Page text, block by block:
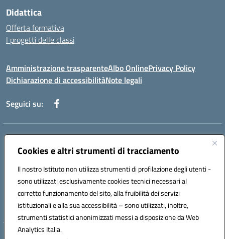
Cookies e altri strumenti di tracciamento
Il nostro Istituto non utilizza strumenti di profilazione degli utenti -
sono utilizzati esclusivamente cookies tecnici necessari al
corretto funzionamento del sito, alla fruibilità dei servizi
istituzionali e alla sua accessibilità – sono utilizzati, inoltre,
strumenti statistici anonimizzati messi a disposizione da Web
Analytics Italia.
Didattica
Offerta formativa
I progetti delle classi
Amministrazione trasparenteAlbo OnlinePrivacy Policy
Dichiarazione di accessibilitàNote legali
Seguici su:
Indirizzo:
Centralino:+39 0965 78 12 60 Email:rcic841003@istruzione.it
Codice fiscale: 92034530805
Codice meccanografico:
rcic841003
Codice Indice delle Pubbliche Amministrazioni (IPA): istsc_rcic841003